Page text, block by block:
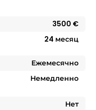
3500 €
24 месяц
Ежемесячно
Немедленно
Нет